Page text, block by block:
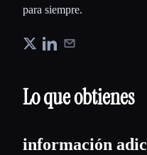
para siempre.
Lo que obtienes
información